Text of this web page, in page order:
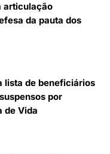
articulação
da pauta dos
lista de beneficiários
por
de Vida